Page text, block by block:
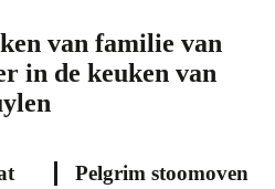
van familie van
in de keuken van
Pelgrim stoomoven